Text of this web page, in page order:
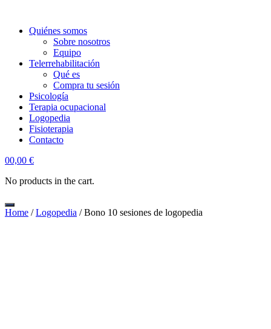
Quiénes somos
Sobre nosotros
Equipo
Telerrehabilitación
Qué es
Compra tu sesión
Psicología
Terapia ocupacional
Logopedia
Fisioterapia
Contacto
account
00,00 €
No products in the cart.
Home /Logopedia / Bono 10 sesiones de logopedia